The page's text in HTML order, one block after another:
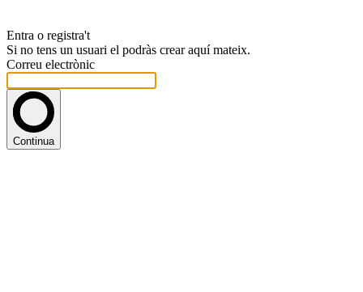
Entra o registra't
Si no tens un usuari el podràs crear aquí mateix.
Correu electrònic
Continua